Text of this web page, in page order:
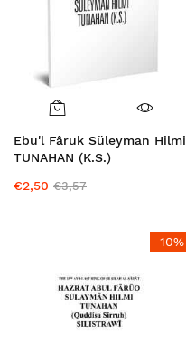
Ebu'l Fâruk Süleyman Hilmi
TUNAHAN (K.S.)
€2,50 €3,57
-10%